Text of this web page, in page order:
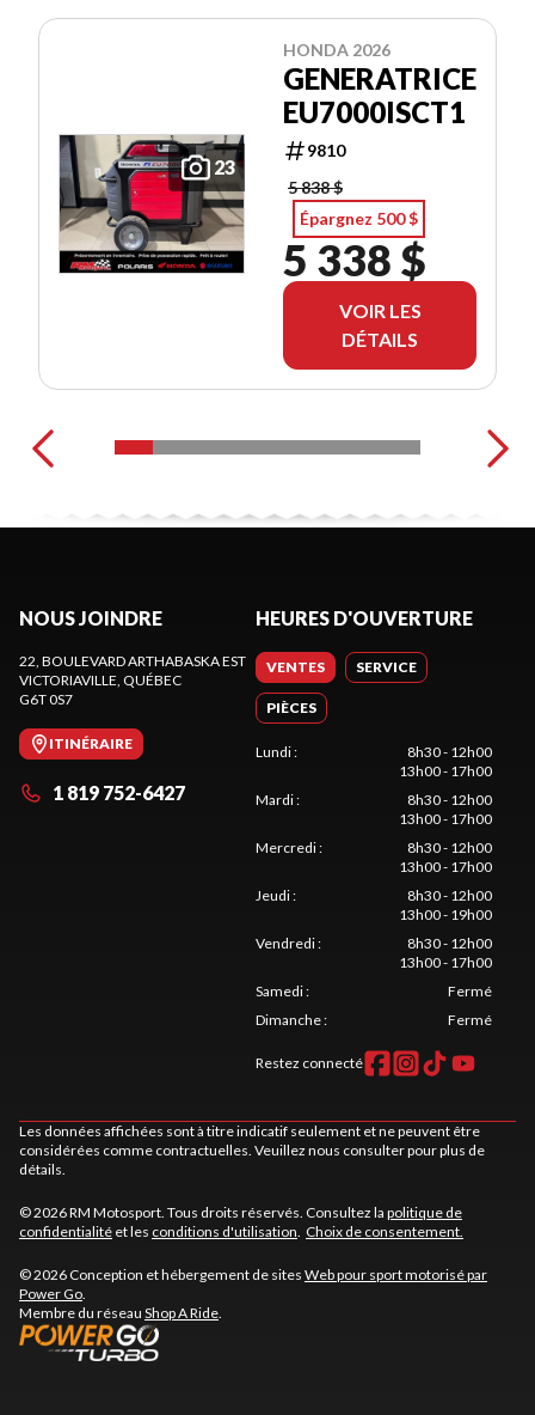
23
HONDA 2026
GENERATRICE
EU7000ISCT1
9810
5 838 $
Épargnez 500 $
5 338 $
VOIR LES
DÉTAILS
NOUS JOINDRE
22, BOULEVARD ARTHABASKA EST
VICTORIAVILLE, QUÉBEC
G6T 0S7
ITINÉRAIRE
1 819 752-6427
HEURES D'OUVERTURE
VENTES SERVICE
PIÈCES
Lundi:
8h30 - 12h00
13h00 - 17h00
Mardi:
8h30 - 12h00
13h00 - 17h00
Mercredi:
8h30 - 12h00
13h00 - 17h00
Jeudi:
8h30 - 12h00
13h00 - 19h00
Vendredi:
8h30 - 12h00
13h00 - 17h00
Samedi:
Fermé
Dimanche: Fermé
Restez connecté
Les données affichées sont à titre indicatif seulement et ne peuvent être
considérées comme contractuelles. Veuillez nous consulter pour plus de
détails.
© 2026 RM Motosport. Tous droits réservés. Consultez la politique de
confidentialité et les conditions d'utilisation. Choix de consentement.
© 2026 Conception et hébergement de sites Web pour sport motorisé par
Power Go.
Membre du réseau Shop A Ride.